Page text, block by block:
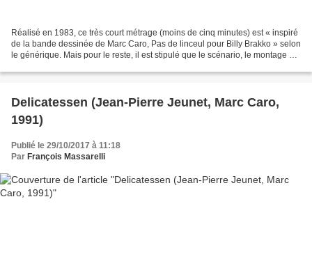
Réalisé en 1983, ce très court métrage (moins de cinq minutes) est « inspiré
de la bande dessinée de Marc Caro, Pas de linceul pour Billy Brakko » selon
le générique. Mais pour le reste, il est stipulé que le scénario, le montage et
Delicatessen (Jean-Pierre Jeunet, Marc Caro,
1991)
Publié le 29/10/2017 à 11:18
Par François Massarelli